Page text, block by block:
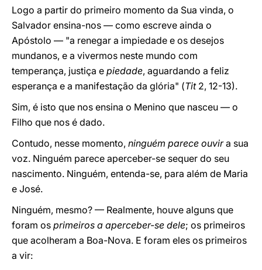
Logo a partir do primeiro momento da Sua vinda, o
Salvador ensina-nos — como escreve ainda o
Apóstolo — "a renegar a impiedade e os desejos
mundanos, e a vivermos neste mundo com
temperança, justiça e piedade, aguardando a feliz
esperança e a manifestação da glória" (Tit2, 12-13).
Sim, é isto que nos ensina o Menino que nasceu — o
Filho que nos é dado.
Contudo, nesse momento, ninguém parece ouvira sua
voz. Ninguém parece aperceber-se sequer do seu
nascimento. Ninguém, entenda-se, para além de Maria
e José.
Ninguém, mesmo? — Realmente, houve alguns que
foram os primeiros a aperceber-se dele; os primeiros
que acolheram a Boa-Nova. E foram eles os primeiros
a vir: